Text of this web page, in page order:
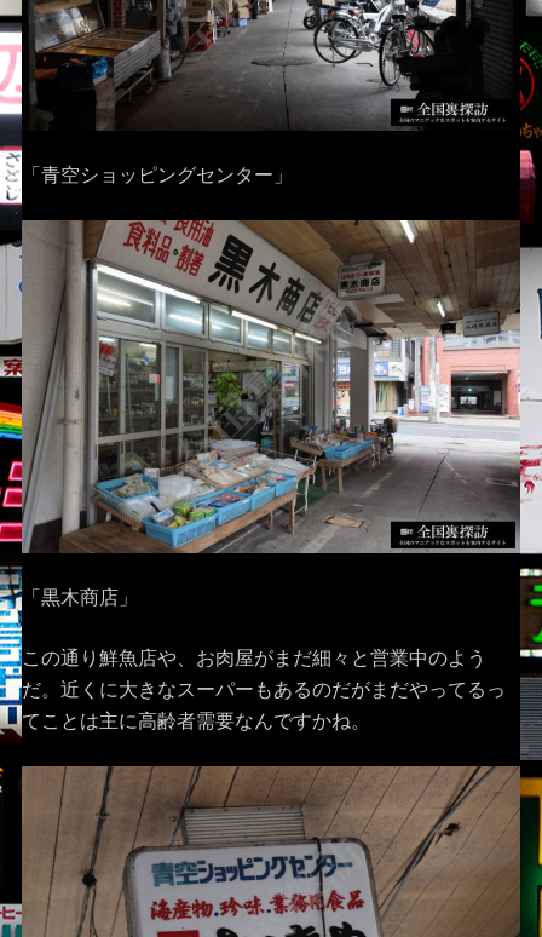
「青空ショッピングセンター」
「黒木商店」
この通り鮮魚店や、お肉屋がまだ細々と営業中のよう
だ。近くに大きなスーパーもあるのだがまだやってるっ
てことは主に高齢者需要なんですかね。